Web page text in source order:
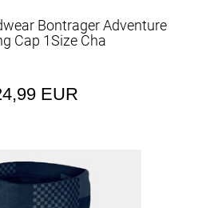
Bontrager Adventure
Cap 1Size Cha
EUR